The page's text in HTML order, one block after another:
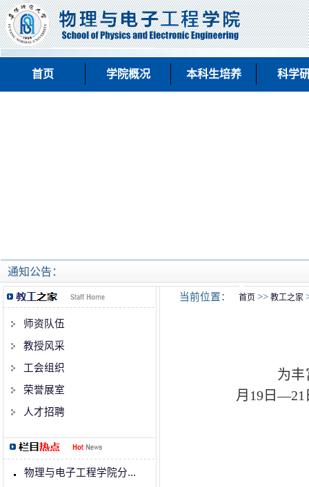
首页 学院概况 本科生培养 科学
通知公告：
师资队伍
教授风采
工会组织
荣誉展室
人才招聘
物理与电子工程学院分...
当前位置： 首页 >> 教工之家
为丰
月19日—21